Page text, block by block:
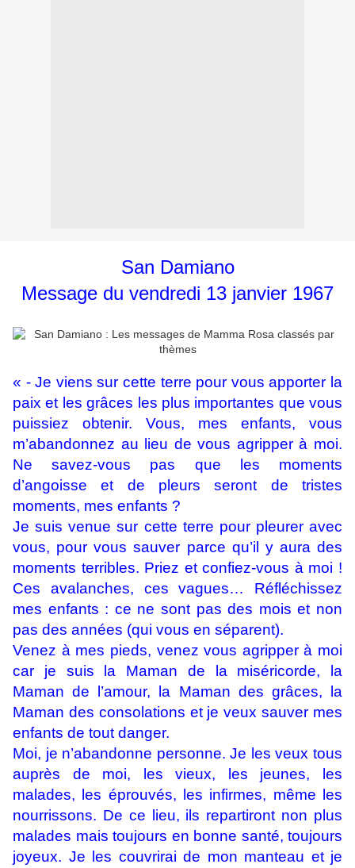
San Damiano
Message du vendredi 13 janvier 1967
« - Je viens sur cette terre pour vous apporter la
paix et les grâces les plus importantes que vous
puissiez obtenir. Vous, mes enfants, vous
m’abandonnez au lieu de vous agripper à moi.
Ne savez-vous pas que les moments
d’angoisse et de pleurs seront de tristes
moments, mes enfants ?
Je suis venue sur cette terre pour pleurer avec
vous, pour vous sauver parce qu’il y aura des
moments terribles. Priez et confiez-vous à moi !
Ces avalanches, ces vagues… Réfléchissez
mes enfants : ce ne sont pas des mois et non
pas des années (qui vous en séparent).
Venez à mes pieds, venez vous agripper à moi
car je suis la Maman de la miséricorde, la
Maman de l’amour, la Maman des grâces, la
Maman des consolations et je veux sauver mes
enfants de tout danger.
Moi, je n’abandonne personne. Je les veux tous
auprès de moi, les vieux, les jeunes, les
malades, les éprouvés, les infirmes, même les
nourrissons. De ce lieu, ils repartiront non plus
malades mais toujours en bonne santé, toujours
joyeux. Je les couvrirai de mon manteau et je